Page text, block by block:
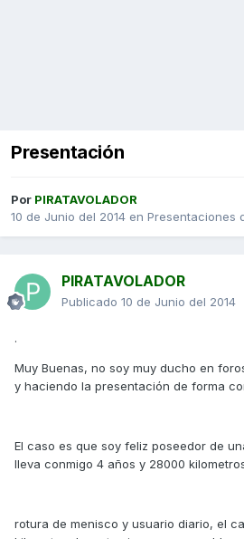
Presentación
Por PIRATAVOLADOR
10 de Junio del 2014 en Presentaciones
PIRATAVOLADOR
Publicado 10 de Junio del 2014
.
Muy Buenas, no soy muy ducho en
y haciendo la presentación de forma
El caso es que soy feliz poseedor de
lleva conmigo 4 años y 28000
rotura de menisco y usuario diario, el